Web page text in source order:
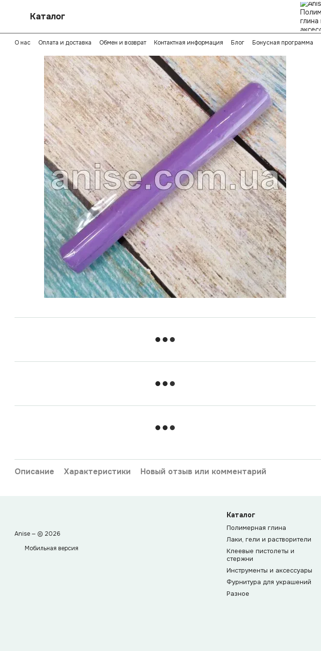
Каталог
О нас Оплата и доставка Обмен и возврат Контактная информация Блог Бонусная программа
Описание Характеристики Новый отзыв или комментарий
Anise — © 2026
Мобильная версия
Каталог
Полимерная глина
Лаки, гели и растворители
Клеевые пистолеты и
стержни
Инструменты и аксессуары
Фурнитура для украшений
Разное